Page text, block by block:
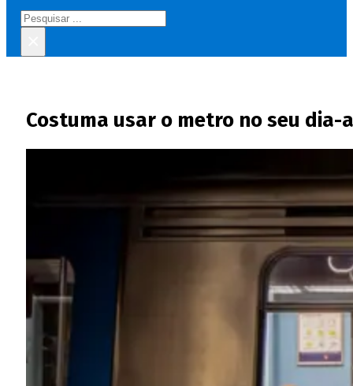
Pesquisar
Costuma usar o metro no seu